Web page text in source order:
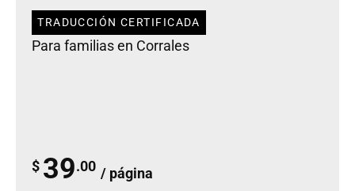
TRADUCCIÓN CERTIFICADA
Para familias en Corrales
$ 39.00 / página